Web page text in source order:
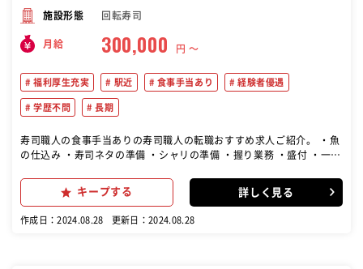
施設形態 回転寿司
月給 300,000 円 〜
福利厚生充実 駅近 食事手当あり 経験者優遇
学歴不問 長期
寿司職人の食事手当ありの寿司職人の転職おすすめ求人ご紹介。 ・魚
の仕込み ・寿司ネタの準備 ・シャリの準備 ・握り業務 ・盛付 ・一品
キープする 詳しく見る
作成日：2024.08.28 更新日：2024.08.28